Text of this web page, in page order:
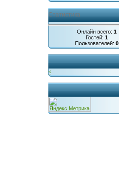
Статистика
Онлайн всего: 1
Гостей: 1
Пользователей: 0
...
<
...